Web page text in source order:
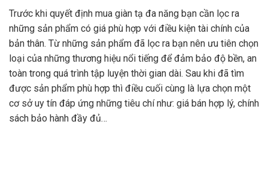
Trước khi quyết định mua giàn tạ đa năng bạn cần lọc ra
những sản phẩm có giá phù hợp với điều kiện tài chính của
bản thân. Từ những sản phẩm đã lọc ra bạn nên ưu tiên chọn
loại của những thương hiệu nổi tiếng để đảm bảo độ bền, an
toàn trong quá trình tập luyện thời gian dài. Sau khi đã tìm
được sản phẩm phù hợp thì điều cuối cùng là lựa chọn một
cơ sở uy tín đáp ứng những tiêu chí như: giá bán hợp lý, chính
sách bảo hành đầy đủ…